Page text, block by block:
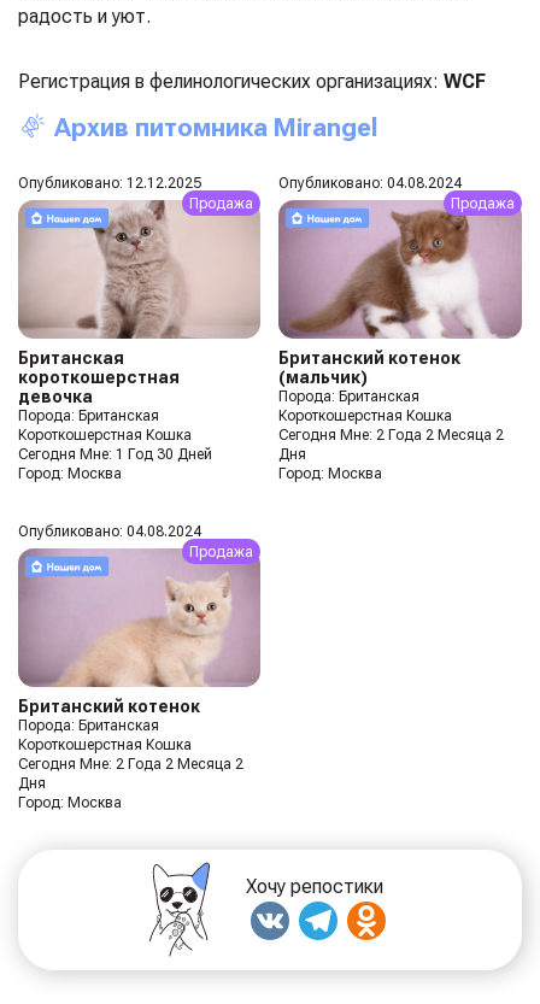
радость и уют.
Регистрация в фелинологических организациях: WCF
Архив питомника Mirangel
Опубликовано: 12.12.2025
Продажа
Британская
короткошерстная
девочка
Порода: Британская
Короткошерстная Кошка
Сегодня Мне: 1 Год 30 Дней
Город: Москва
Опубликовано: 04.08.2024
Продажа
Британский котенок
(мальчик)
Порода: Британская
Короткошерстная Кошка
Сегодня Мне: 2 Года 2 Месяца 2
Дня
Город: Москва
Опубликовано: 04.08.2024
Продажа
Британский котенок
Порода: Британская
Короткошерстная Кошка
Сегодня Мне: 2 Года 2 Месяца 2
Дня
Город: Москва
Хочу репостики